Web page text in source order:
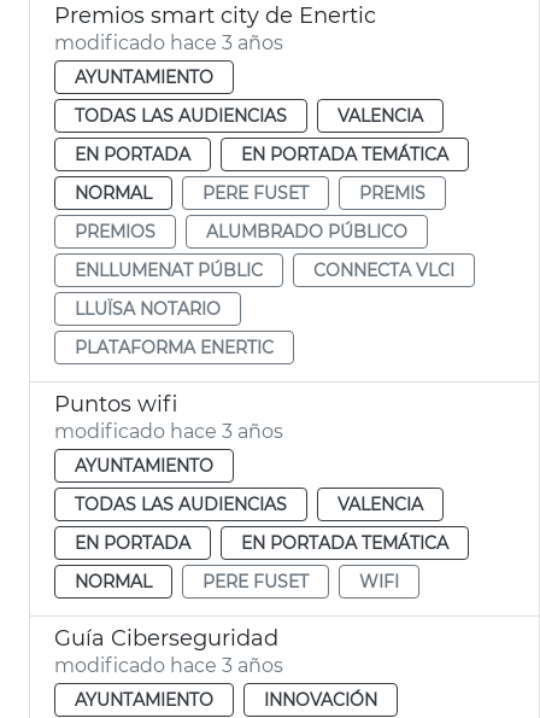
Premios smart city de Enertic
modificado hace 3 años
AYUNTAMIENTO
TODAS LAS AUDIENCIAS
VALENCIA
EN PORTADA
EN PORTADA TEMÁTICA
NORMAL
PERE FUSET
PREMIS
PREMIOS
ALUMBRADO PÚBLICO
ENLLUMENAT PÚBLIC
CONNECTA VLCI
LLUÏSA NOTARIO
PLATAFORMA ENERTIC
Puntos wifi
modificado hace 3 años
AYUNTAMIENTO
TODAS LAS AUDIENCIAS
VALENCIA
EN PORTADA
EN PORTADA TEMÁTICA
NORMAL
PERE FUSET WIFI
Guía Ciberseguridad
modificado hace 3 años
AYUNTAMIENTO INNOVACIÓN